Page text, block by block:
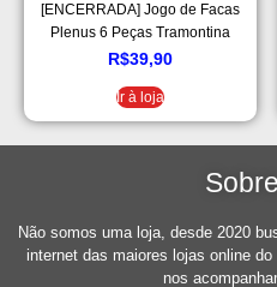
[ENCERRADA] Jogo de Facas
Plenus 6 Peças Tramontina
Plenus Multicor
R$39,90
Ir à loja
Não somos uma loja, desde 2020
internet das maiores lojas online
nos